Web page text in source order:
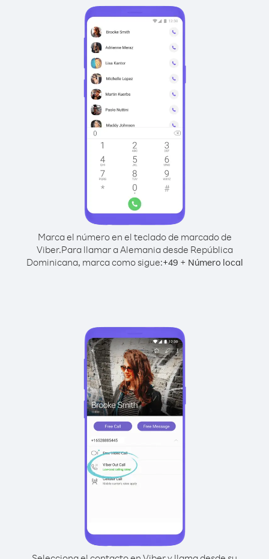
Marca el número en el teclado de marcado de
Viber.Para llamar a Alemania desde República
Dominicana, marca como sigue:+49 + Número local